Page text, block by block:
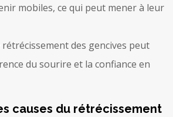
mobiles, ce qui peut mener à leur
rétrécissement des gencives peut
du sourire et la confiance en
causes du rétrécissement